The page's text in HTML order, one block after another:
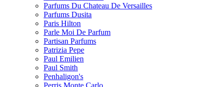
Parfums Du Chateau De Versailles
Parfums Dusita
Paris Hilton
Parle Moi De Parfum
Partisan Parfums
Patrizia Pepe
Paul Emilien
Paul Smith
Penhaligon's
Perris Monte Carlo